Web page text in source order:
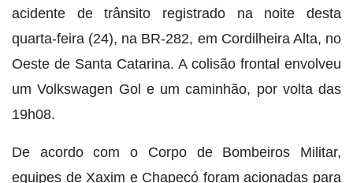
acidente de trânsito registrado na noite desta
quarta-feira (24), na BR-282, em Cordilheira Alta, no
Oeste de Santa Catarina. A colisão frontal envolveu
um Volkswagen Gol e um caminhão, por volta das
19h08.
De acordo com o Corpo de Bombeiros Militar,
equipes de Xaxim e Chapecó foram acionadas para